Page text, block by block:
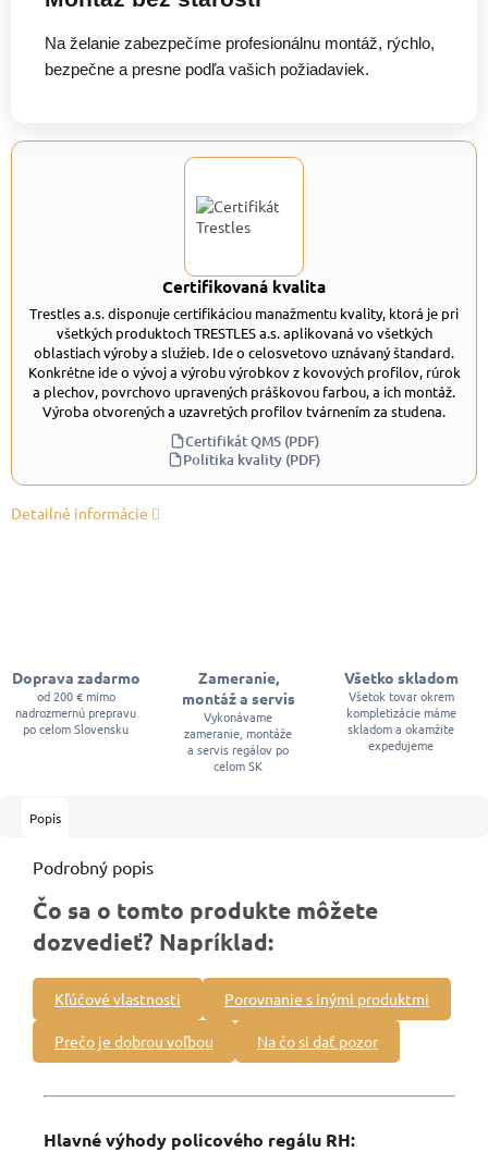
Na želanie zabezpečíme profesionálnu montáž, rýchlo,
bezpečne a presne podľa vašich požiadaviek.
Certifikovaná kvalita
Trestles a.s. disponuje certifikáciou manažmentu kvality, ktorá je pri
všetkých produktoch TRESTLES a.s. aplikovaná vo všetkých
oblastiach výroby a služieb. Ide o celosvetovo uznávaný štandard.
Konkrétne ide o vývoj a výrobu výrobkov z kovových profilov, rúrok
a plechov, povrchovo upravených práškovou farbou, a ich montáž.
Výroba otvorených a uzavretých profilov tvárnením za studena.
Certifikát QMS (PDF)
Politika kvality (PDF)
Detailné informácie
Doprava zadarmo
od 200 € mimo
nadrozmernú prepravu
po celom Slovensku
Zameranie,
montáž a servis
Vykonávame
zameranie, montáže
a servis regálov po
celom SK
Všetko skladom
Všetok tovar okrem
kompletizácie máme
skladom a okamžite
expedujeme
Popis
Podrobný popis
Čo sa o tomto produkte môžete
dozvedieť? Napríklad:
Kľúčové vlastnosti Porovnanie s inými produktmi
Prečo je dobrou voľbou Na čo si dať pozor
Hlavné výhody policového regálu RH: